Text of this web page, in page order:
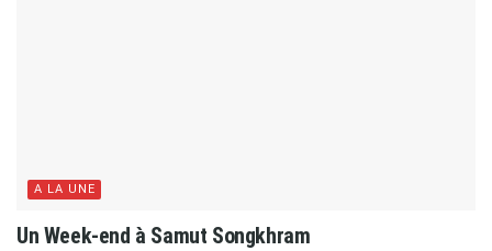
A LA UNE
Un Week-end à Samut Songkhram